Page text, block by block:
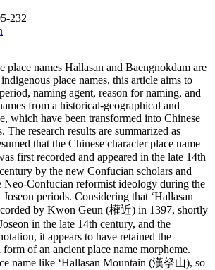
232
place names Hallasan and Baengnokdam are
place names, this article aims to
naming agent, reason for naming, and
from a historical-geographical and
which have been transformed into Chinese
The research results are summarized as
that the Chinese character place name
first recorded and appeared in the late 14th
by the new Confucian scholars and
Neo-Confucian reformist ideology during the
periods. Considering that ‘Hallasan
by Kwon Geun (權近) in 1397, shortly
in the late 14th century, and the
it appears to have retained the
of an ancient place name morpheme.
name like ‘Hallasan Mountain (漢拏山), so